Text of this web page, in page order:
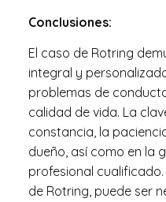
Conclusiones:
El caso de Rotring
integral y
problemas de
calidad de vida. La
constancia, la
dueño, así como en la
profesional
de Rotring, puede ser